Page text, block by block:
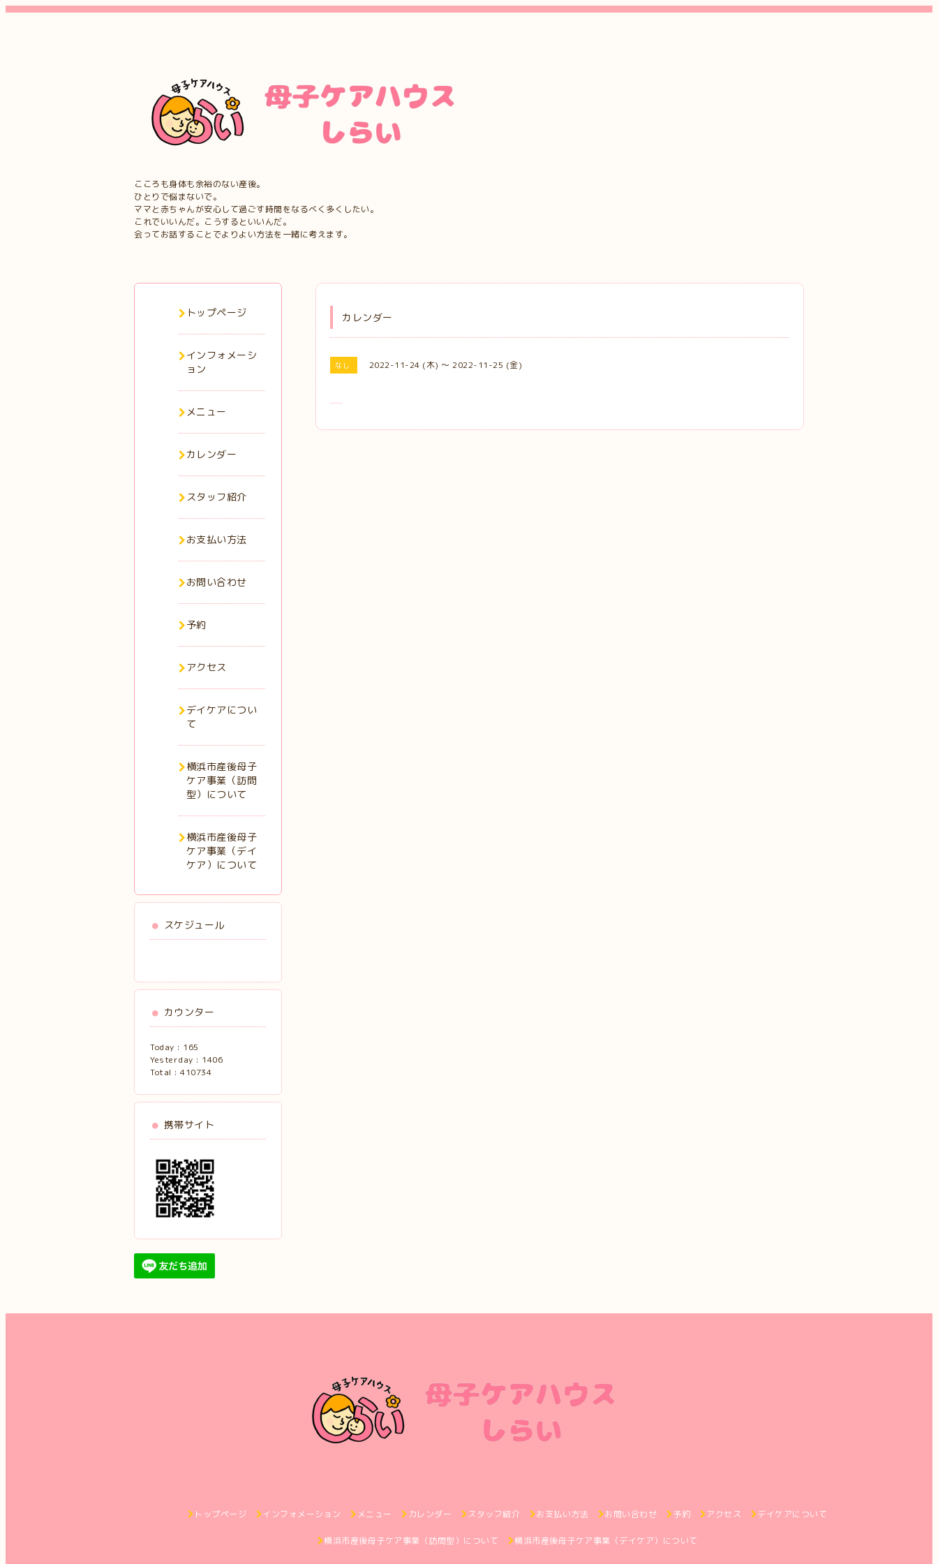
こころも身体も余裕のない産後。
ひとりで悩まないで。
ママと赤ちゃんが安心して過ごす時間をなるべく多くしたい。
これでいいんだ。こうするといいんだ。
会ってお話することでよりよい方法を一緒に考えます。
カレンダー
なし 2022-11-24 (木) ～ 2022-11-25 (金)
トップページ
インフォメーシ
ョン
メニュー
カレンダー
スタッフ紹介
お支払い方法
お問い合わせ
予約
アクセス
デイケアについ
て
横浜市産後母子
ケア事業（訪問
型）について
横浜市産後母子
ケア事業（デイ
ケア）について
スケジュール
カウンター
Today : 165
Yesterday : 1406
Total : 410734
携帯サイト
トップページ インフォメーション メニュー カレンダー スタッフ紹介 お支払い方法 お問い合わせ 予約 アクセス デイケアについて
横浜市産後母子ケア事業（訪問型）について 横浜市産後母子ケア事業（デイケア）について